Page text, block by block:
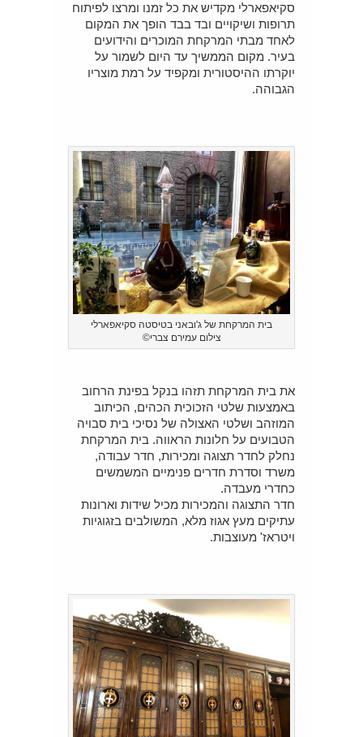
סקיאפארלי מקדיש את כל זמנו ומרצו לפיתוח
תרופות ושיקויים ובד בבד הופך את המקום
לאחד מבתי המרקחת המוכרים והידועים
בעיר. מקום הממשיך עד היום לשמור על
יוקרתו ההיסטורית ומקפיד על רמת מוצריו
הגבוהה.
בית המרקחת של ג'ובאני בטיסטה סקיאפארלי
צילום עמירם צברי©
את בית המרקחת תזהו בנקל בפינת הרחוב
באמצעות שלטי הזכוכית הכהים, הכיתוב
המוזהב ושלטי האצולה של נסיכי בית סבויה
הטבועים על חלונות הראווה. בית המרקחת
נחלק לחדר תצוגה ומכירות, חדר עבודה,
משרד וסדרת חדרים פנימיים המשמשים
כחדרי מעבדה.
חדר התצוגה והמכירות מכיל שידות וארונות
עתיקים מעץ אגוז מלא, המשולבים בזגוגיות
ויטראז' מעוצבות.